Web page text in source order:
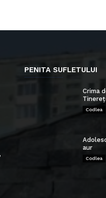
PENITA SUFLETULUI
Crima
Codlea
aur
Codlea